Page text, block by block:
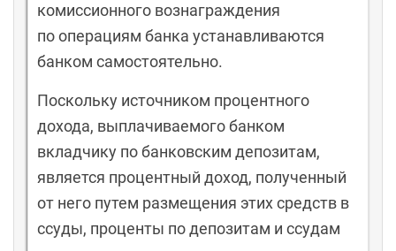
комиссионного вознаграждения
по операциям банка устанавливаются
банком самостоятельно.
Поскольку источником процентного
дохода, выплачиваемого банком
вкладчику по банковским депозитам,
является процентный доход, полученный
от него путем размещения этих средств в
ссуды, проценты по депозитам и ссудам